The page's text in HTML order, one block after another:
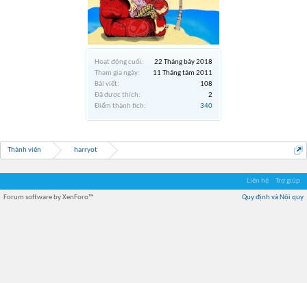
Hoạt động cuối:
22 Tháng bảy 2018
Tham gia ngày:
11 Tháng tám 2011
Bài viết:
108
Đã được thích:
2
Điểm thành tích:
340
Thành viên harryot
Liên hệ Trợ giúp
Quy định và Nội quy
Forum software by XenForo™